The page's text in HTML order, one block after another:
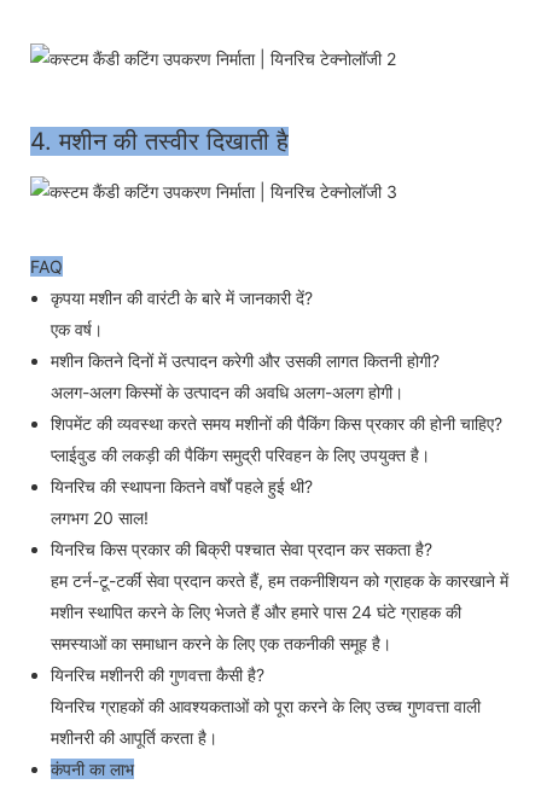
4. मशीन की तस्वीर दिखाती है
FAQ
कृपया मशीन की वारंटी के बारे में जानकारी दें?
एक वर्ष।
मशीन कितने दिनों में उत्पादन करेगी और उसकी लागत कितनी होगी?
अलग-अलग किस्मों के उत्पादन की अवधि अलग-अलग होगी।
शिपमेंट की व्यवस्था करते समय मशीनों की पैकिंग किस प्रकार की होनी चाहिए?
प्लाईवुड की लकड़ी की पैकिंग समुद्री परिवहन के लिए उपयुक्त है।
यिनरिच की स्थापना कितने वर्षों पहले हुई थी?
लगभग 20 साल!
यिनरिच किस प्रकार की बिक्री पश्चात सेवा प्रदान कर सकता है?
हम टर्न-टू-टर्की सेवा प्रदान करते हैं, हम तकनीशियन को ग्राहक के कारखाने में
मशीन स्थापित करने के लिए भेजते हैं और हमारे पास 24 घंटे ग्राहक की
समस्याओं का समाधान करने के लिए एक तकनीकी समूह है।
यिनरिच मशीनरी की गुणवत्ता कैसी है?
यिनरिच ग्राहकों की आवश्यकताओं को पूरा करने के लिए उच्च गुणवत्ता वाली
मशीनरी की आपूर्ति करता है।
कंपनी का लाभ